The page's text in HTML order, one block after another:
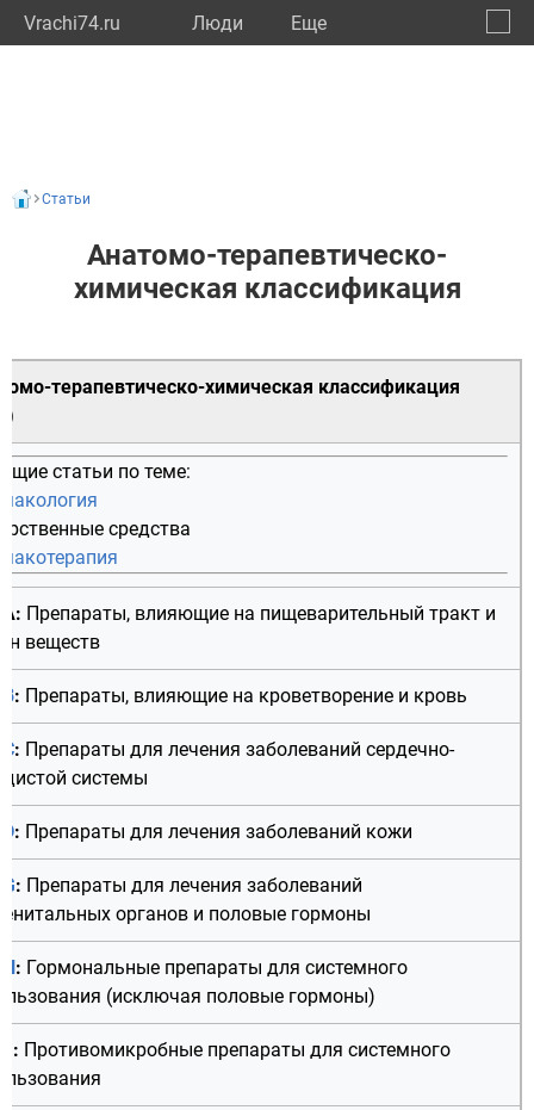
Vrachi74.ru Люди Eще
Статьи
Анатомо-терапевтическо-
химическая классификация
терапевтическо-химическая классификация
статьи по теме:
средства
: Препараты, влияющие на пищеварительный тракт и
веществ
: Препараты, влияющие на кроветворение и кровь
: Препараты для лечения заболеваний сердечно-
системы
: Препараты для лечения заболеваний кожи
: Препараты для лечения заболеваний
органов и половые гормоны
: Гормональные препараты для системного
(исключая половые гормоны)
: Противомикробные препараты для системного